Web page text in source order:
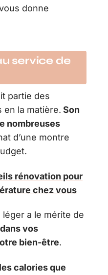
donne
service de
partie des
en la matière. Son
nombreuses
d’une montre
rénovation pour
chez vous
a le mérite de
vos
bien-être.
calories que